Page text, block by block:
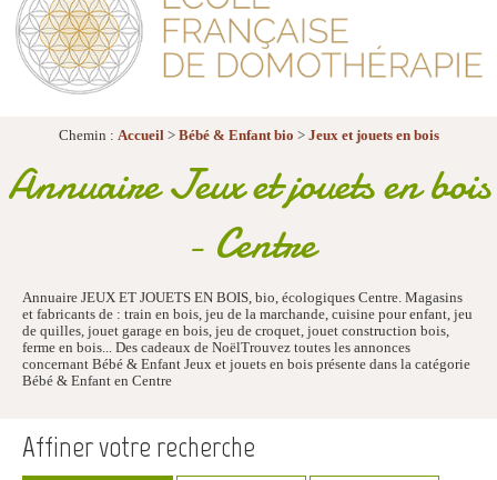
Chemin : Accueil> Bébé & Enfant bio > Jeux et jouets en bois
Annuaire Jeux et jouets en bois
- Centre
Annuaire JEUX ET JOUETS EN BOIS, bio, écologiques Centre. Magasins
et fabricants de : train en bois, jeu de la marchande, cuisine pour enfant, jeu
de quilles, jouet garage en bois, jeu de croquet, jouet construction bois,
ferme en bois... Des cadeaux de NoëlTrouvez toutes les annonces
concernant Bébé & Enfant Jeux et jouets en bois présente dans la catégorie
Bébé & Enfant en Centre
Affiner votre recherche